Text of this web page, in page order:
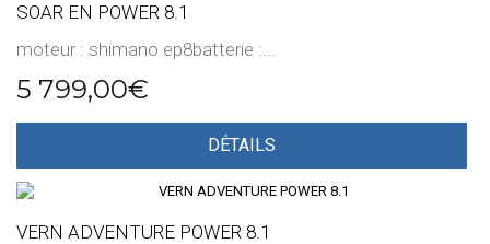
SOAR EN POWER 8.1
moteur : shimano ep8batterie :...
5 799,00€
DÉTAILS
VERN ADVENTURE POWER 8.1